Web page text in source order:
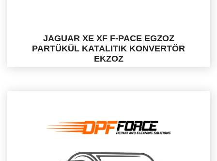
JAGUAR XE XF F-PACE EGZOZ
PARTÜKÜL KATALITIK KONVERTÖR
EKZOZ